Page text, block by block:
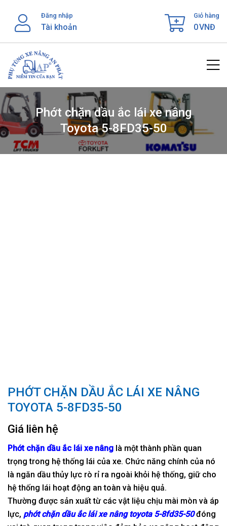
content
Đăng nhập
Tài khoản
Giỏ hàng
0VNĐ
Phớt chặn dầu ắc lái xe nâng
Toyota 5-8FD35-50
PHỚT CHẶN DẦU ẮC LÁI XE NÂNG
TOYOTA 5-8FD35-50
Giá liên hệ
Phớt chặn dầu ắc lái xe nâng là một thành phần quan
trọng trong hệ thống lái của xe. Chức năng chính của nó
là ngăn dầu thủy lực rò rỉ ra ngoài khỏi hệ thống, giữ cho
hệ thống lái hoạt động an toàn và hiệu quả.
Thường được sản xuất từ các vật liệu chịu mài mòn và áp
lực, phớt chặn dầu ắc lái xe nâng toyota 5-8fd35-50đóng